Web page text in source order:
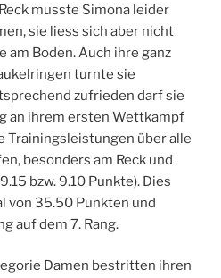
musste Simona leider
sie liess sich aber nicht
Boden. Auch ihre ganz
turnte sie
zufrieden darf sie
an ihrem ersten Wettkampf
Trainingsleistungen über alle
besonders am Reck und
bzw. 9.10 Punkte). Dies
von 35.50 Punkten und
auf dem 7. Rang.
Damen bestritten ihren